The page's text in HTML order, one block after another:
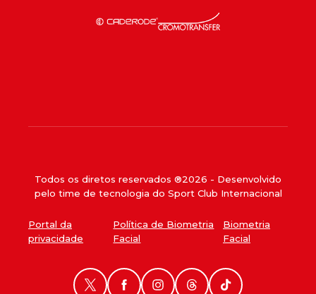
Todos os diretos reservados ®2026 - Desenvolvido
pelo time de tecnologia do Sport Club Internacional
Portal da
privacidade
Política de Biometria
Facial
Biometria
Facial